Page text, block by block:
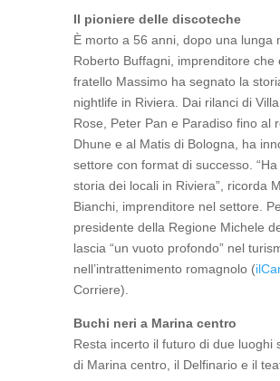
Il pioniere delle discoteche
È morto a 56 anni, dopo una lunga
Roberto Buffagni, imprenditore che
fratello Massimo ha segnato la
nightlife in Riviera. Dai rilanci di
Rose, Peter Pan e Paradiso fino al
Dhune e al Matis di Bologna, ha
settore con format di successo.
storia dei locali in Riviera”, ricorda
Bianchi, imprenditore nel settore.
presidente della Regione Michele
lascia “un vuoto profondo” nel
nell’intrattenimento romagnolo (
Corriere).
Buchi neri a Marina centro
Resta incerto il futuro di due luoghi
di Marina centro, il Delfinario e il